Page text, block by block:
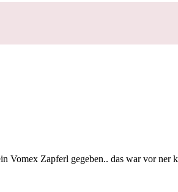
Vomex Zapferl gegeben.. das war vor ner